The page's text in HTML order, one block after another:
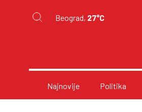
Beograd, 27°C
Najnovije Politika